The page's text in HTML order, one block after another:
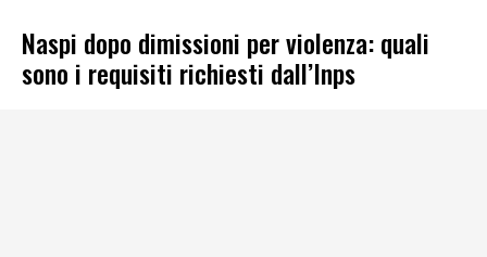
Naspi dopo dimissioni per violenza: quali
sono i requisiti richiesti dall’Inps